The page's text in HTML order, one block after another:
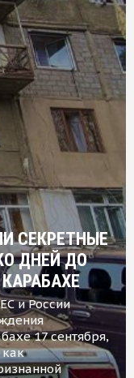
СЕКРЕТНЫЕ
ДНЕЙ ДО
и России
17 сентября,
как